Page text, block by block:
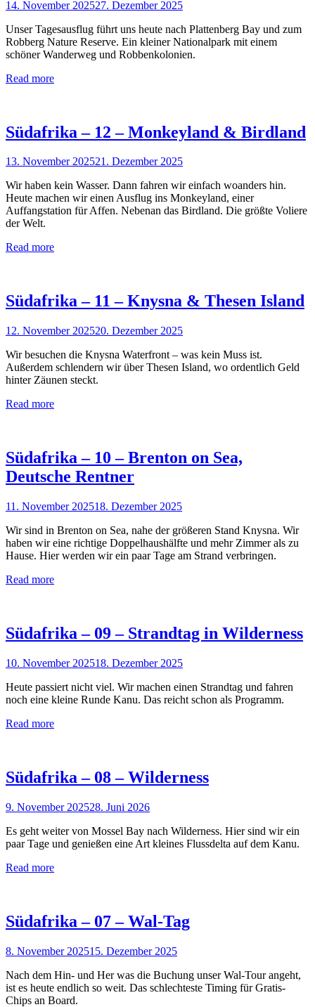
14. November 202527. Dezember 2025
Unser Tagesausflug führt uns heute nach Plattenberg Bay und zum
Robberg Nature Reserve. Ein kleiner Nationalpark mit einem
schöner Wanderweg und Robbenkolonien.
Read more
Südafrika – 12 – Monkeyland & Birdland
13. November 202521. Dezember 2025
Wir haben kein Wasser. Dann fahren wir einfach woanders hin.
Heute machen wir einen Ausflug ins Monkeyland, einer
Auffangstation für Affen. Nebenan das Birdland. Die größte Voliere
der Welt.
Read more
Südafrika – 11 – Knysna & Thesen Island
12. November 202520. Dezember 2025
Wir besuchen die Knysna Waterfront – was kein Muss ist.
Außerdem schlendern wir über Thesen Island, wo ordentlich Geld
hinter Zäunen steckt.
Read more
Südafrika – 10 – Brenton on Sea,
Deutsche Rentner
11. November 202518. Dezember 2025
Wir sind in Brenton on Sea, nahe der größeren Stand Knysna. Wir
haben wir eine richtige Doppelhaushälfte und mehr Zimmer als zu
Hause. Hier werden wir ein paar Tage am Strand verbringen.
Read more
Südafrika – 09 – Strandtag in Wilderness
10. November 202518. Dezember 2025
Heute passiert nicht viel. Wir machen einen Strandtag und fahren
noch eine kleine Runde Kanu. Das reicht schon als Programm.
Read more
Südafrika – 08 – Wilderness
9. November 202528. Juni 2026
Es geht weiter von Mossel Bay nach Wilderness. Hier sind wir ein
paar Tage und genießen eine Art kleines Flussdelta auf dem Kanu.
Read more
Südafrika – 07 – Wal-Tag
8. November 202515. Dezember 2025
Nach dem Hin- und Her was die Buchung unser Wal-Tour angeht,
ist es heute endlich so weit. Das schlechteste Timing für Gratis-
Chips an Board.